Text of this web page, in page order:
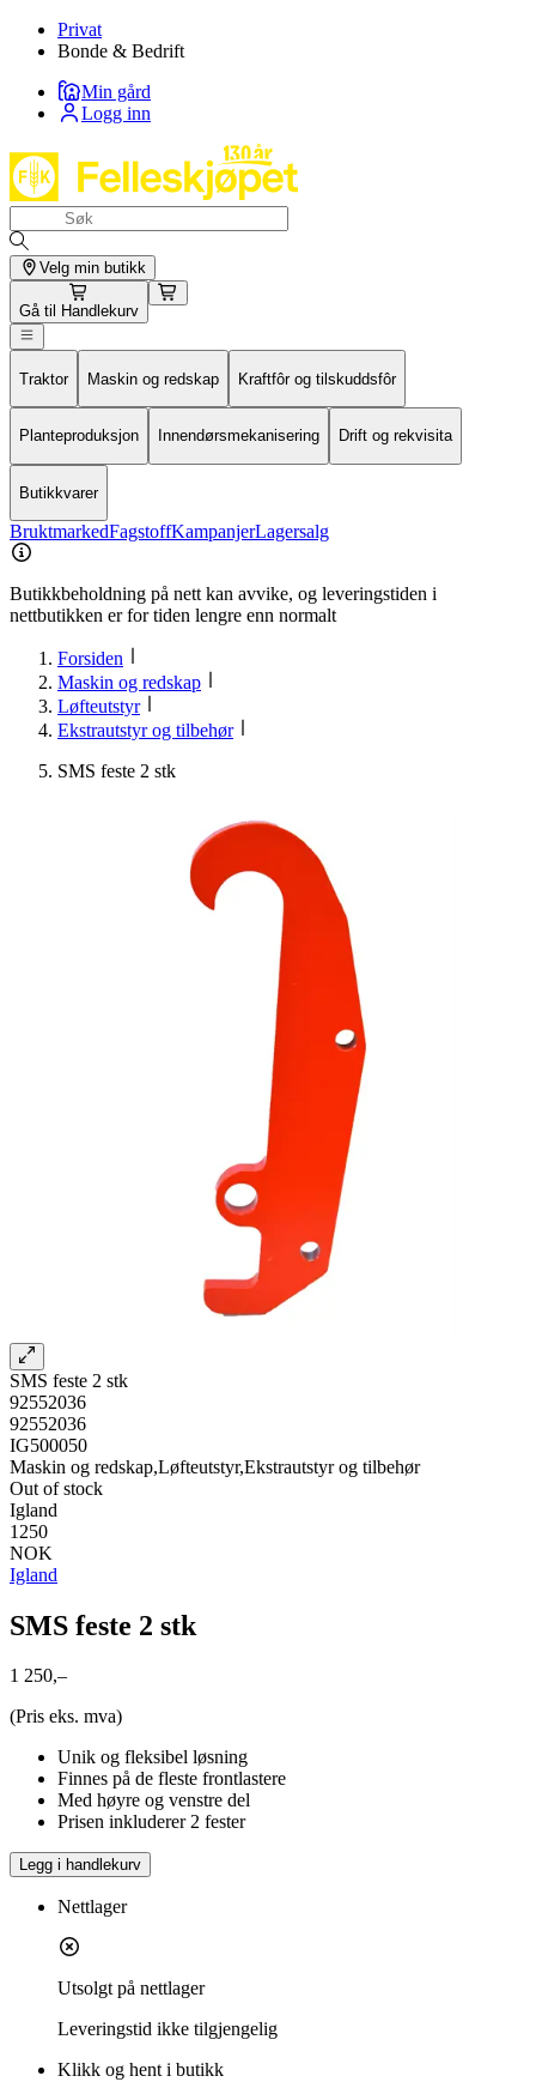
Privat
Bonde & Bedrift
Min gård
Logg inn
Velg min butikk
Gå til Handlekurv
Traktor Maskin og redskap Kraftfôr og tilskuddsfôr
Planteproduksjon Innendørsmekanisering Drift og rekvisita
Butikkvarer
BruktmarkedFagstoffKampanjerLagersalg
Butikkbeholdning på nett kan avvike, og leveringstiden i
nettbutikken er for tiden lengre enn normalt
Forsiden
Maskin og redskap
Løfteutstyr
Ekstrautstyr og tilbehør
SMS feste 2 stk
SMS feste 2 stk
92552036
92552036
IG500050
Maskin og redskap,Løfteutstyr,Ekstrautstyr og tilbehør
Out of stock
Igland
1250
NOK
Igland
SMS feste 2 stk
1 250,–
(Pris eks. mva)
Unik og fleksibel løsning
Finnes på de fleste frontlastere
Med høyre og venstre del
Prisen inkluderer 2 fester
Legg i handlekurv
Nettlager
Utsolgt på nettlager
Leveringstid ikke tilgjengelig
Klikk og hent i butikk